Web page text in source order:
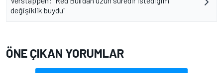
değişiklik buydu"
ÖNE ÇIKAN YORUMLAR